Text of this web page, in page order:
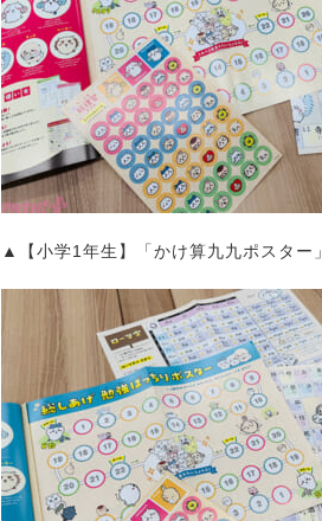
▲【小学1年生】「かけ算九九ポスター